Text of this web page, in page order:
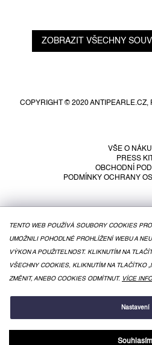
TENTO WEB POUŽÍVÁ SOUBORY COOKIES
UMOŽNILI POHODLNÉ PROHLÍŽENÍ WEBU A
VÝKON A POUŽITELNOST. KLIKNUTÍM NA
VŠECHNY COOKIES, KLIKNUTÍM NA TLAČÍTKO
ZMĚNIT, ANEBO COOKIES ODMÍTNUT. VÍCE
Nastavení
Souhlasím
ZOBRAZIT VŠECHNY
COPYRIGHT © 2020 ANTIPEARLE.CZ,
VŠE O
PRESS KIT
OBCHODNÍ
PODMÍNKY OCHRANY
VYTVOŘIL